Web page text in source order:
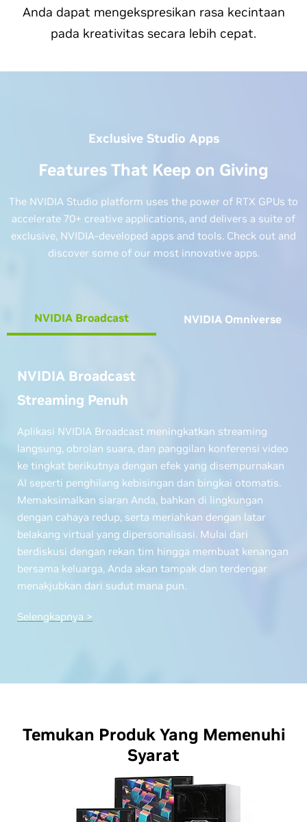
Anda dapat mengekspresikan rasa kecintaan
pada kreativitas secara lebih cepat.
Exclusive Studio Apps
Features That Keep on Giving
The NVIDIA Studio platform uses the power of RTX GPUs to
accelerate 70+ creative applications, and delivers a suite of
exclusive, NVIDIA-developed apps and tools. Check out and
discover some of our most innovative apps.
NVIDIA Broadcast NVIDIA Omniverse
NVIDIA Broadcast
Streaming Penuh
Aplikasi NVIDIA Broadcast meningkatkan streaming
langsung, obrolan suara, dan panggilan konferensi video
ke tingkat berikutnya dengan efek yang disempurnakan
AI seperti penghilang kebisingan dan bingkai otomatis.
Memaksimalkan siaran Anda, bahkan di lingkungan
dengan cahaya redup, serta meriahkan dengan latar
belakang virtual yang dipersonalisasi. Mulai dari
berdiskusi dengan rekan tim hingga membuat kenangan
bersama keluarga, Anda akan tampak dan terdengar
menakjubkan dari sudut mana pun.
Selengkapnya >
Temukan Produk Yang Memenuhi
Syarat